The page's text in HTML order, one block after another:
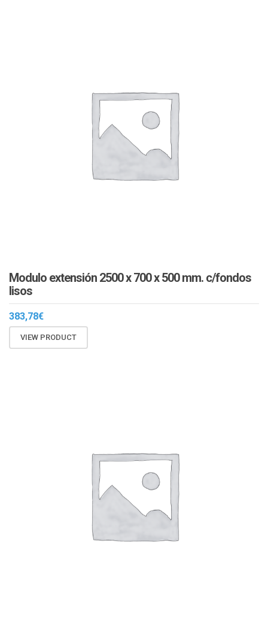
Modulo extensión 2500 x 700 x 500 mm. c/fondos
lisos
383,78€
VIEW PRODUCT